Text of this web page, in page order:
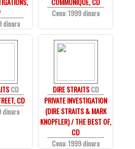
dinara
Cena: 1999 dinara
CD
CD
dinara
DIRE STRAITSCD
PRIVATE INVESTIGATION
(DIRE STRAITS & MARK
KNOPFLER) / THE BEST OF,
CD
Cena: 1999 dinara